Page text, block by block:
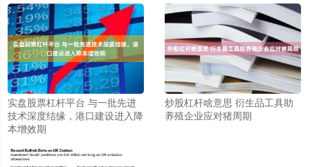
实盘股票杠杆平台 与一批先进
技术深度结缘，港口建设进入降
本增效期
炒股杠杆啥意思 衍生品工具助
养殖企业应对猪周期